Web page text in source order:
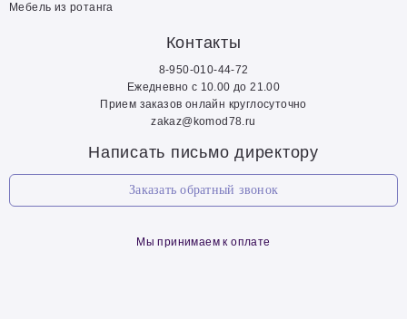
Мебель из ротанга
Контакты
8-950-010-44-72
Ежедневно с 10.00 до 21.00
Прием заказов онлайн круглосуточно
zakaz@komod78.ru
Написать письмо директору
Заказать обратный звонок
Мы принимаем к оплате